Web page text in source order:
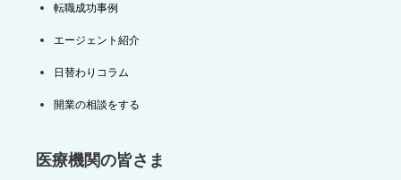
転職成功事例
エージェント紹介
日替わりコラム
開業の相談をする
医療機関の皆さま